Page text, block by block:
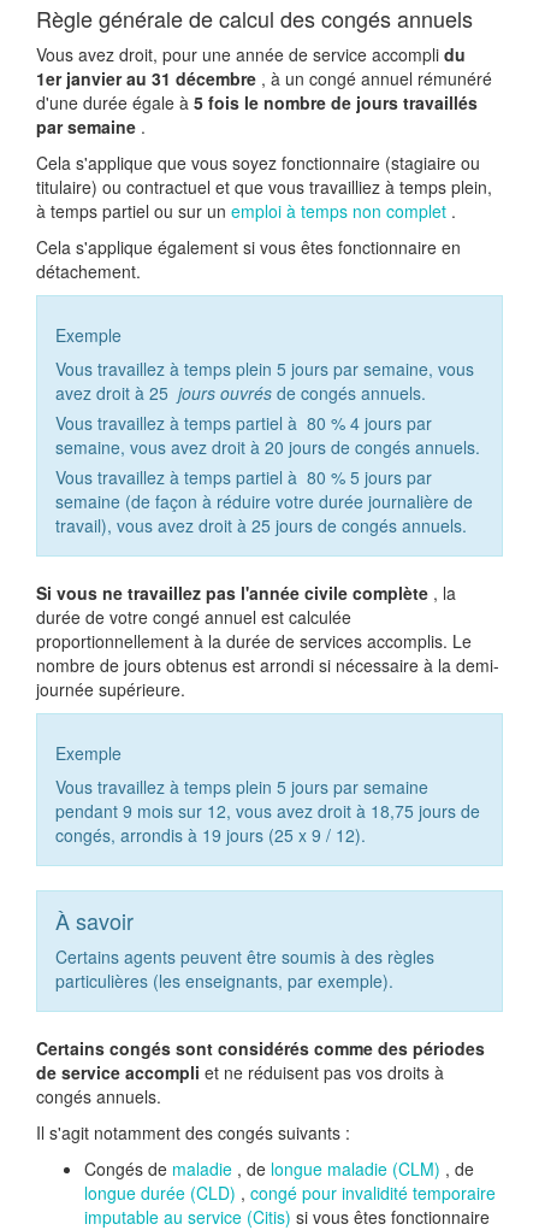
Règle générale de calcul des congés annuels
Vous avez droit, pour une année de service accompli du
1er janvier au 31 décembre , à un congé annuel rémunéré
d'une durée égale à 5 fois le nombre de jours travaillés
par semaine .
Cela s'applique que vous soyez fonctionnaire (stagiaire ou
titulaire) ou contractuel et que vous travailliez à temps plein,
à temps partiel ou sur un emploi à temps non complet .
Cela s'applique également si vous êtes fonctionnaire en
détachement.
Exemple
Vous travaillez à temps plein 5 jours par semaine, vous
avez droit à 25 jours ouvrés de congés annuels.
Vous travaillez à temps partiel à 80 % 4 jours par
semaine, vous avez droit à 20 jours de congés annuels.
Vous travaillez à temps partiel à 80 % 5 jours par
semaine (de façon à réduire votre durée journalière de
travail), vous avez droit à 25 jours de congés annuels.
Si vous ne travaillez pas l'année civile complète , la
durée de votre congé annuel est calculée
proportionnellement à la durée de services accomplis. Le
nombre de jours obtenus est arrondi si nécessaire à la demi-
journée supérieure.
Exemple
Vous travaillez à temps plein 5 jours par semaine
pendant 9 mois sur 12, vous avez droit à 18,75 jours de
congés, arrondis à 19 jours (25 x 9 / 12).
À savoir
Certains agents peuvent être soumis à des règles
particulières (les enseignants, par exemple).
Certains congés sont considérés comme des périodes
de service accompli et ne réduisent pas vos droits à
congés annuels.
Il s'agit notamment des congés suivants :
Congés de maladie , de longue maladie (CLM) , de
longue durée (CLD) , congé pour invalidité temporaire
imputable au service (Citis) si vous êtes fonctionnaire